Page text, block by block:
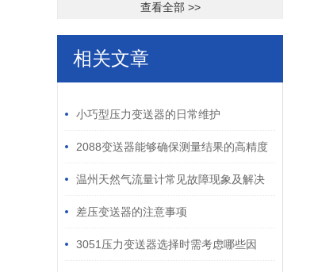
查看全部 >>
相关文章
小巧型压力变送器的日常维护
2088变送器能够确保测量结果的高精度
和高稳定性
温州天然气流量计常见故障现象及解决
办法差压变送器的注意事项
3051压力变送器选择时需考虑哪些因